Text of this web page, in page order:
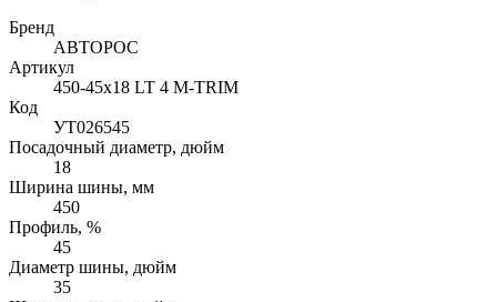
Бренд
АВТОРОС
Артикул
450-45х18 LT 4 M-TRIM
Код
УТ026545
Посадочный диаметр, дюйм
18
Ширина шины, мм
450
Профиль, %
45
Диаметр шины, дюйм
35